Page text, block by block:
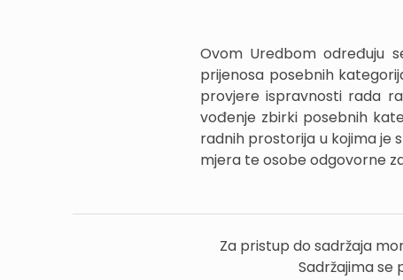
Ovom Uredbom određuju
prijenosa posebnih
provjere ispravnosti rada
vođenje zbirki posebnih
radnih prostorija u kojima je
mjera te osobe odgovorne
Za pristup do sadržaja
Sadržajima se